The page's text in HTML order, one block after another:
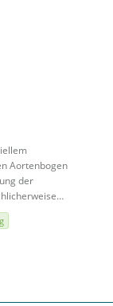
Aortenbogen
der